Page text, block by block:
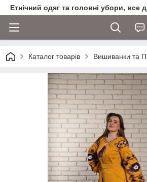
Етнічний одяг та головні убори, все
Каталог товарів Вишиванки та